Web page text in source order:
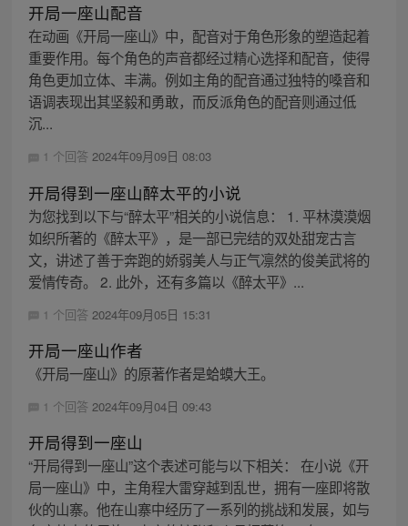
开局一座山配音
在动画《开局一座山》中，配音对于角色形象的塑造起着
重要作用。每个角色的声音都经过精心选择和配音，使得
角色更加立体、丰满。例如主角的配音通过独特的嗓音和
语调表现出其坚毅和勇敢，而反派角色的配音则通过低
沉...
1 个回答 2024年09月09日 08:03
开局得到一座山醉太平的小说
为您找到以下与“醉太平”相关的小说信息： 1. 平林漠漠烟
如织所著的《醉太平》，是一部已完结的双处甜宠古言
文，讲述了善于奔跑的娇弱美人与正气凛然的俊美武将的
爱情传奇。 2. 此外，还有多篇以《醉太平》...
1 个回答 2024年09月05日 15:31
开局一座山作者
《开局一座山》的原著作者是蛤蟆大王。
1 个回答 2024年09月04日 09:43
开局得到一座山
“开局得到一座山”这个表述可能与以下相关： 在小说《开
局一座山》中，主角程大雷穿越到乱世，拥有一座即将散
伙的山寨。他在山寨中经历了一系列的挑战和发展，如与